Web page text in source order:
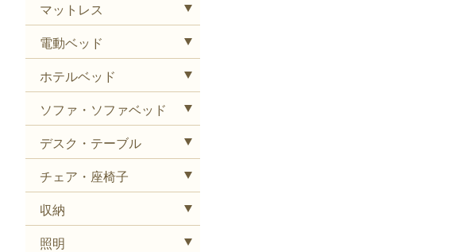
マットレス
電動ベッド
ホテルベッド
ソファ・ソファベッド
デスク・テーブル
チェア・座椅子
収納
照明